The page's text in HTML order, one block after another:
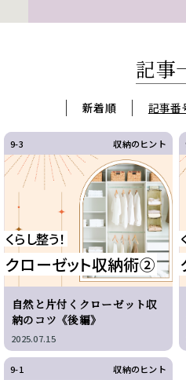
記事
新着順 記事番
9-3 収納のヒント
くらし整う！
クローゼット収納術②
自然と片付くクローゼット収
納のコツ《後編》
2025.07.15
9-1 収納のヒント